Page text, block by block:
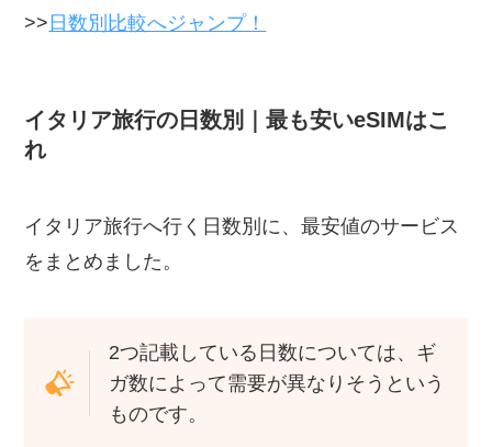
>> 日数別比較へジャンプ！
イタリア旅行の日数別｜最も安いeSIMはこ
れ
イタリア旅行へ行く日数別に、最安値のサービス
をまとめました。
2つ記載している日数については、ギ
ガ数によって需要が異なりそうという
ものです。